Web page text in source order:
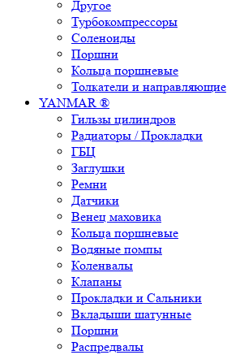
Другое
Турбокомпрессоры
Соленоиды
Поршни
Кольца поршневые
Толкатели и направляющие
YANMAR ®
Гильзы цилиндров
Радиаторы / Прокладки
ГБЦ
Заглушки
Ремни
Датчики
Венец маховика
Кольца поршневые
Водяные помпы
Коленвалы
Клапаны
Прокладки и Сальники
Вкладыши шатунные
Поршни
Распредвалы